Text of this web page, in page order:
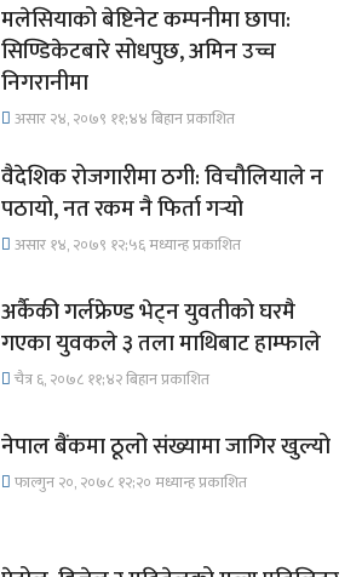
मलेसियाको बेष्टिनेट कम्पनीमा छापा:
सिण्डिकेटबारे सोधपुछ, अमिन उच्च
निगरानीमा
असार २४, २०७९ ११;४४ बिहान प्रकाशित
वैदेशिक रोजगारीमा ठगी: विचौलियाले न
पठायो, नत रकम नै फिर्ता गर्‍यो
असार १४, २०७९ १२;५६ मध्यान्ह प्रकाशित
अर्कैकी गर्लफ्रेण्ड भेट्न युवतीको घरमै
गएका युवकले ३ तला माथिबाट हाम्फाले
चैत्र ६, २०७८ ११;४२ बिहान प्रकाशित
नेपाल बैंकमा ठूलो संख्यामा जागिर खुल्यो
फाल्गुन २०, २०७८ १२;२० मध्यान्ह प्रकाशित